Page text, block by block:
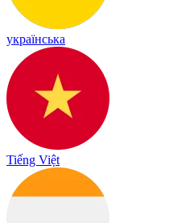
українська
Tiếng Việt